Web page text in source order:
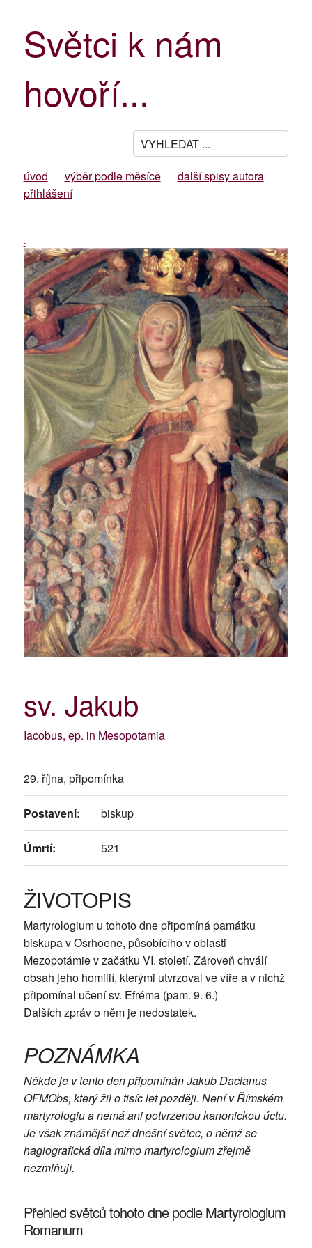
Světci k nám
hovoří...
úvod výběr podle měsíce
další spisy autora
přihlášení
-
sv. Jakub
Iacobus, ep. in Mesopotamia
29. října, připomínka
Postavení: biskup
Úmrtí: 521
ŽIVOTOPIS
Martyrologium u tohoto dne připomíná památku
biskupa v Osrhoene, působícího v oblasti
Mezopotámie v začátku VI. století. Zároveň chválí
obsah jeho homilií, kterými utvrzoval ve víře a v nichž
připomínal učení sv. Efréma (pam. 9. 6.)
Dalších zpráv o něm je nedostatek.
POZNÁMKA
Někde je v tento den připomínán Jakub Dacianus
OFMObs, který žil o tisíc let později. Není v Římském
martyrologiu a nemá ani potvrzenou kanonickou úctu.
Je však známější než dnešní světec, o němž se
hagiografická díla mimo martyrologium zřejmě
nezmiňují.
Přehled světců tohoto dne podle Martyrologium
Romanum